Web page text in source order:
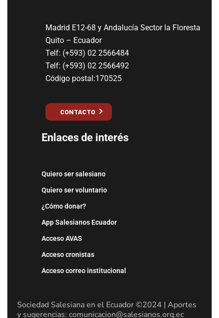
Madrid E12-68 y Andalucía Sector la Floresta
Quito – Ecuador
Telf: (+593) 02 2566484
Telf: (+593) 02 2566492
Código postal:170525
CONTACTO
Enlaces de interés
Quiero ser salesiano
Quiero ser voluntario
¿Cómo donar?
App Salesianos Ecuador
Acceso AVAS
Acceso cronistas
Acceso correo institucional
Sociedad Salesiana en el Ecuador ©2024 | Aportes
y sugerencias: comunicacion@salesianos.org.ec